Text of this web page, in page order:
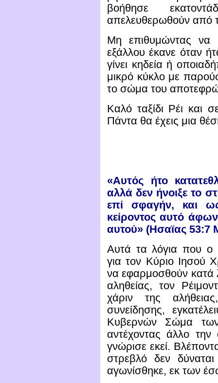
βοήθησε
απελευθερωθούν από
Μη επιθυμώντας να
εξάλλου έκανε όταν
γίνει κηδεία ή
μικρό κύκλο με
το σώμα του
Καλό ταξίδι Ρέι και
Πάντα θα έχεις μια
«Αυτός ήτο
αλλά δεν ήνοιξε το
επί σφαγήν, και
κείροντος αυτό
αυτού» (Ησαϊας 53:7
Αυτά τα λόγια που ο
για τον Κύριο Ιησού
να εφαρμοσθούν κατά
αληθείας, τον
χάριν της
συνείδησης,
Κυβερνών Σώμα
αντέχοντας άλλο
γνώρισε εκεί.
στρεβλό δεν
αγωνίσθηκε, εκ των